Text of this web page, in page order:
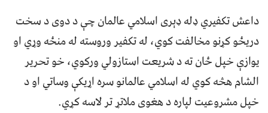
داعش تکفيري ډله ډېری اسلامي عالمان چې د دوی د سخت
دریځو کړنو مخالفت کوي، له تکفیر وروسته له منځه وړي او
يوازې خپل ځان ته د شریعت استازولي ورکوي، خو تحریر
الشام هڅه کوي له اسلامي عالمانو سره اړیکې وساتي او د
خپل مشروعیت لپاره د هغوی ملاتړ تر لاسه کړي.